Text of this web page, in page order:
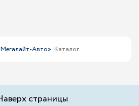
Авто» Каталог
страницы